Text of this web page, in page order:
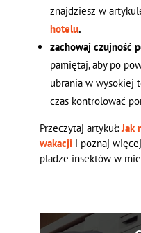
znajdziesz w
hotelu.
zachowaj czujność
pamiętaj, aby po
ubrania w wysokiej
czas kontrolować
Przeczytaj artykuł:Jak
wakacji i poznaj
pladze insektów w